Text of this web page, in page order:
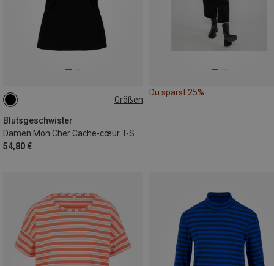
Größen
Blutsgeschwister
54,80 €
XS
Du sparst 25%